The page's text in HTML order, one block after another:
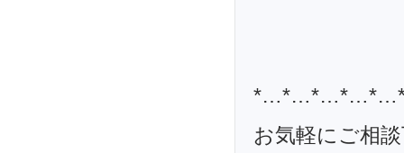
お気軽にご相